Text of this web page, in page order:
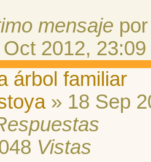
mensaje
2012, 23:09
árbol familiar
» 18 Sep
Vistas